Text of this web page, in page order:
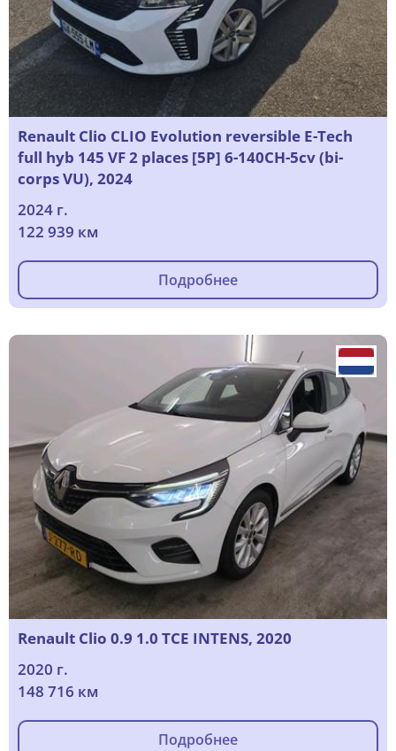
Renault Clio CLIO Evolution reversible E-Tech
full hyb 145 VF 2 places [5P] 6-140CH-5cv (bi-
corps VU), 2024
2024 г.
122 939 км
Подробнее
Renault Clio 0.9 1.0 TCE INTENS, 2020
2020 г.
148 716 км
Подробнее